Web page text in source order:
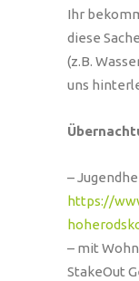
Ihr
diese
(z.B.
uns
–
https://
– mit
StakeOut